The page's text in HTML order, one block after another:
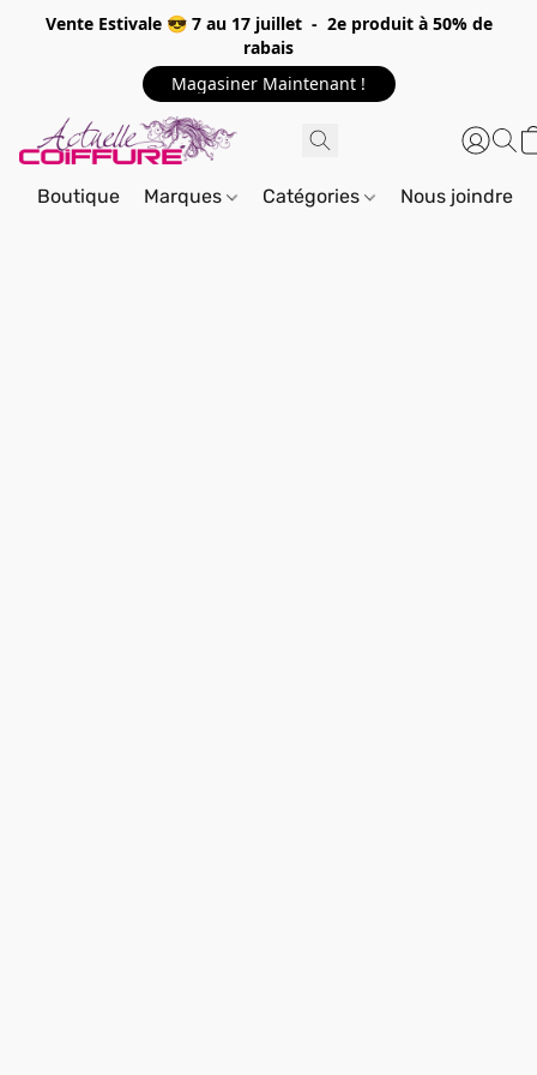
Vente Estivale 😎 7 au 17 juillet - 2e produit à 50% de
rabais
Magasiner Maintenant !
Boutique Marques Catégories Nous joindre